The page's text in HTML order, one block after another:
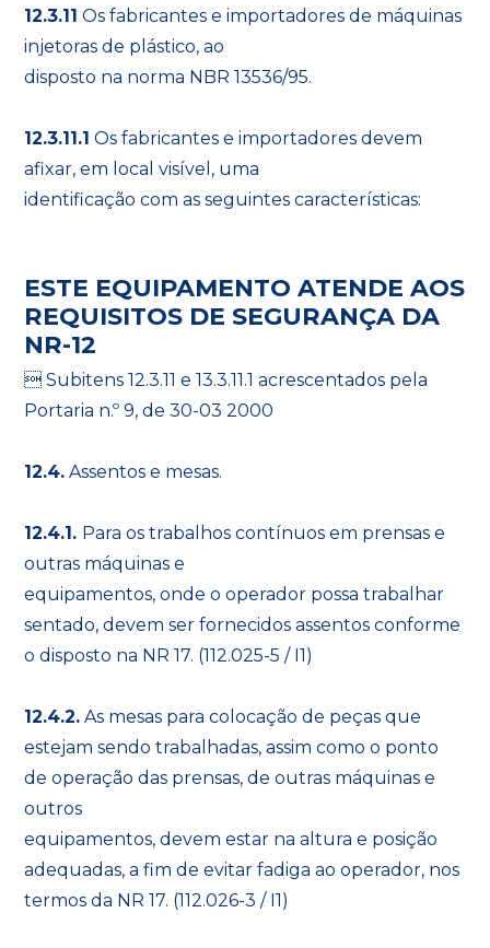
12.3.11 Os fabricantes e importadores de máquinas
injetoras de plástico, ao
disposto na norma NBR 13536/95.
12.3.11.1 Os fabricantes e importadores devem
afixar, em local visível, uma
identificação com as seguintes características:
ESTE EQUIPAMENTO ATENDE AOS
REQUISITOS DE SEGURANÇA DA
NR-12
 Subitens 12.3.11 e 13.3.11.1 acrescentados pela
Portaria n.º 9, de 30-03 2000
12.4. Assentos e mesas.
12.4.1. Para os trabalhos contínuos em prensas e
outras máquinas e
equipamentos, onde o operador possa trabalhar
sentado, devem ser fornecidos assentos conforme
o disposto na NR 17. (112.025-5 / I1)
12.4.2. As mesas para colocação de peças que
estejam sendo trabalhadas, assim como o ponto
de operação das prensas, de outras máquinas e
outros
equipamentos, devem estar na altura e posição
adequadas, a fim de evitar fadiga ao operador, nos
termos da NR 17. (112.026-3 / I1)